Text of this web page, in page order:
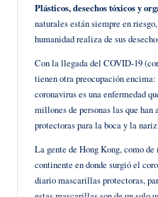
Plásticos, desechos tóxicos y
naturales están siempre en
humanidad realiza de sus
Con la llegada del COVID-19
tienen otra preocupación
coronavirus es una enfermedad
millones de personas las que
protectoras para la boca y la
La gente de Hong Kong, como
continente en donde surgió el
diario mascarillas protectoras,